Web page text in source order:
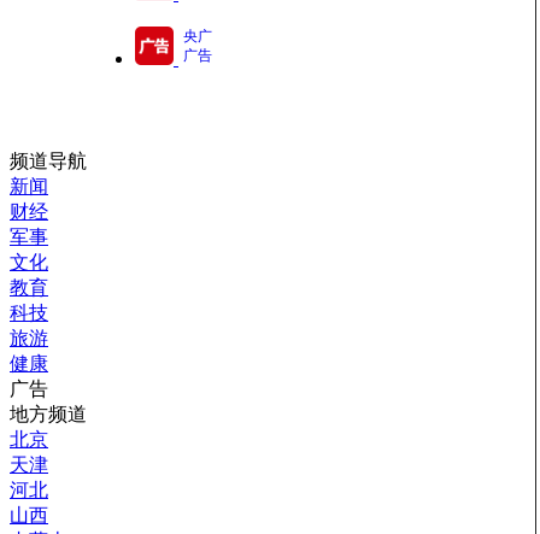
央广
广告
频道导航
新闻
财经
军事
文化
教育
科技
旅游
健康
广告
地方频道
北京
天津
河北
山西